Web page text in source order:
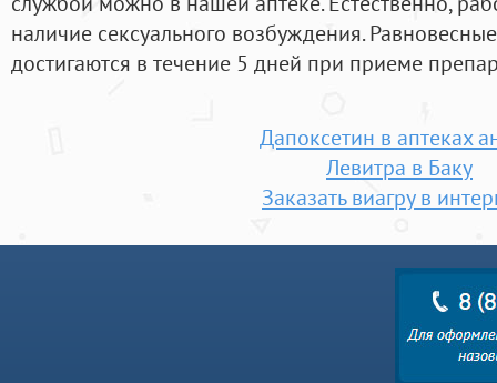
наличие сексуального возбуждения.
достигаются в течение 5 дней при приеме
Дапоксетин в аптеках
Левитра в Баку
Заказать виагру в